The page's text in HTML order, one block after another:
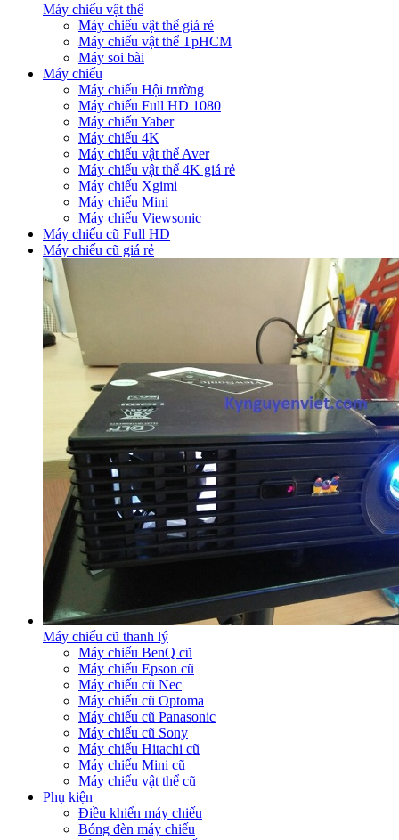
Máy chiếu vật thể
Máy chiếu vật thể giá rẻ
Máy chiếu vật thể TpHCM
Máy soi bài
Máy chiếu
Máy chiếu Hội trường
Máy chiếu Full HD 1080
Máy chiếu Yaber
Máy chiếu 4K
Máy chiếu vật thể Aver
Máy chiếu vật thể 4K giá rẻ
Máy chiếu Xgimi
Máy chiếu Mini
Máy chiếu Viewsonic
Máy chiếu cũ Full HD
Máy chiếu cũ giá rẻ
Máy chiếu cũ thanh lý
Máy chiếu BenQ cũ
Máy chiếu Epson cũ
Máy chiếu cũ Nec
Máy chiếu cũ Optoma
Máy chiếu cũ Panasonic
Máy chiếu cũ Sony
Máy chiếu Hitachi cũ
Máy chiếu Mini cũ
Máy chiếu vật thể cũ
Phụ kiện
Điều khiển máy chiếu
Bóng đèn máy chiếu